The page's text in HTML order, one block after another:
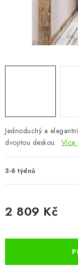
DOPLŇKY A
VÝPRODEJ
Kontakty
Jednoduchý a
dvojitou deskou. Více
3-6 týdnů
2 809 Kč